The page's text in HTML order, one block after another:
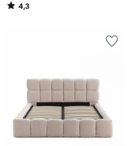
4,3
/